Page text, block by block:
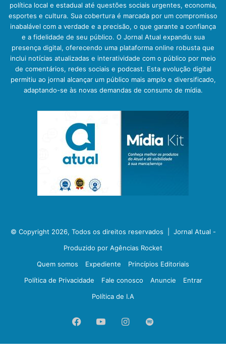
política local e estadual até questões sociais urgentes, economia,
esportes e cultura. Sua cobertura é marcada por um compromisso
inabalável com a verdade e a precisão, o que garante a confiança
e a fidelidade de seu público. O Jornal Atual expandiu sua
presença digital, oferecendo uma plataforma online robusta que
inclui notícias atualizadas e interatividade com o público por meio
de comentários, redes sociais e podcast. Esta evolução digital
permitiu ao jornal alcançar um público mais amplo e diversificado,
adaptando-se às novas demandas de consumo de mídia.
© Copyright 2026, Todos os direitos reservados | Jornal Atual -
Produzido por Agências Rocket
Quem somos
Expediente
Princípios Editoriais
Política de Privacidade
Fale conosco Anuncie
Entrar
Política de I.A
FacebookYouTubeInstagram
Spotify